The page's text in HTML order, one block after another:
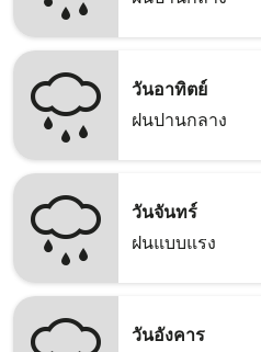
วันอาทิตย์
ฝนปานกลาง
วันจันทร์
ฝนแบบแรง
วันอังคาร